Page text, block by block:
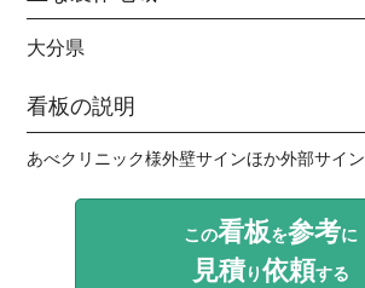
大分県
看板の説明
あべクリニック様外壁サインほか外部サイン
この看板を参考に
見積り依頼する